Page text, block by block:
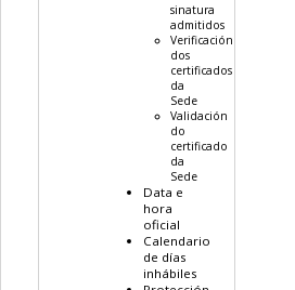
sinatura
admitidos
Verificación
dos
certificados
da
Sede
Validación
do
certificado
da
Sede
Data e
hora
oficial
Calendario
de días
inhábiles